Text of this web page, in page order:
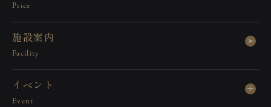
Price
施設案 内
Facility
イ ベ ン ト
Event
静寂に包まれた空間が、作品の魅力をよ
り美しく引き立てます。
余白を活かした設えにより、素材やディ
テールの存在感が際立つ展示が可能で